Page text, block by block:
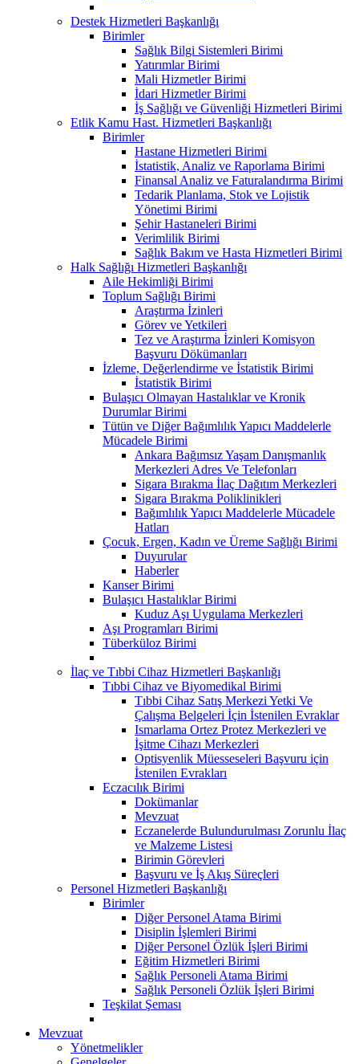
Destek Hizmetleri Başkanlığı
Birimler
Sağlık Bilgi Sistemleri Birimi
Yatırımlar Birimi
Mali Hizmetler Birimi
İdari Hizmetler Birimi
İş Sağlığı ve Güvenliği Hizmetleri Birimi
Etlik Kamu Hast. Hizmetleri Başkanlığı
Birimler
Hastane Hizmetleri Birimi
İstatistik, Analiz ve Raporlama Birimi
Finansal Analiz ve Faturalandırma Birimi
Tedarik Planlama, Stok ve Lojistik
Yönetimi Birimi
Şehir Hastaneleri Birimi
Verimlilik Birimi
Sağlık Bakım ve Hasta Hizmetleri Birimi
Halk Sağlığı Hizmetleri Başkanlığı
Aile Hekimliği Birimi
Toplum Sağlığı Birimi
Araştırma İzinleri
Görev ve Yetkileri
Tez ve Araştırma İzinleri Komisyon
Başvuru Dökümanları
İzleme, Değerlendirme ve İstatistik Birimi
İstatistik Birimi
Bulaşıcı Olmayan Hastalıklar ve Kronik
Durumlar Birimi
Tütün ve Diğer Bağımlılık Yapıcı Maddelerle
Mücadele Birimi
Ankara Bağımsız Yaşam Danışmanlık
Merkezleri Adres Ve Telefonları
Sigara Bırakma İlaç Dağıtım Merkezleri
Sigara Bırakma Poliklinikleri
Bağımlılık Yapıcı Maddelerle Mücadele
Hatları
Çocuk, Ergen, Kadın ve Üreme Sağlığı Birimi
Duyurular
Haberler
Kanser Birimi
Bulaşıcı Hastalıklar Birimi
Kuduz Aşı Uygulama Merkezleri
Aşı Programları Birimi
Tüberküloz Birimi
İlaç ve Tıbbi Cihaz Hizmetleri Başkanlığı
Tıbbi Cihaz ve Biyomedikal Birimi
Tıbbi Cihaz Satış Merkezi Yetki Ve
Çalışma Belgeleri İçin İstenilen Evraklar
Ismarlama Ortez Protez Merkezleri ve
İşitme Cihazı Merkezleri
Optisyenlik Müesseseleri Başvuru için
İstenilen Evrakları
Eczacılık Birimi
Dokümanlar
Mevzuat
Eczanelerde Bulundurulması Zorunlu İlaç
ve Malzeme Listesi
Birimin Görevleri
Başvuru ve İş Akış Süreçleri
Personel Hizmetleri Başkanlığı
Birimler
Diğer Personel Atama Birimi
Disiplin İşlemleri Birimi
Diğer Personel Özlük İşleri Birimi
Eğitim Hizmetleri Birimi
Sağlık Personeli Atama Birimi
Sağlık Personeli Özlük İşleri Birimi
Teşkilat Şeması
Mevzuat
Yönetmelikler